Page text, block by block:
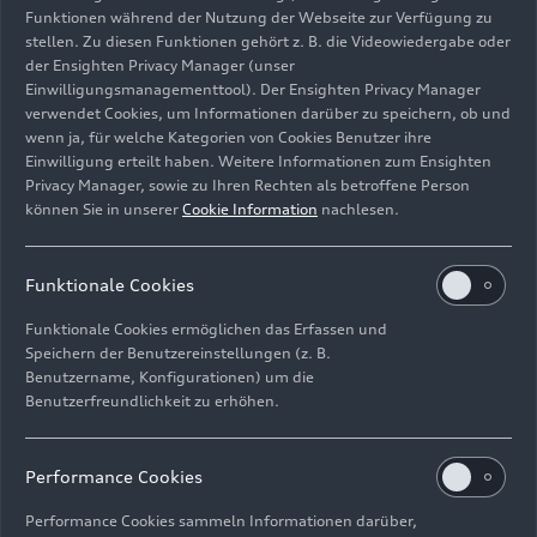
Standaufnahme,
Farbe: Plasmablau Metallic
Bild-Nr: A244684 · Copyright: AUDI AG
Rechte: Verwendung für Pressezwecke honorarfrei
ImpressumRechtliches
Hinweisgebersystem
Informationen zur BarrierefreiheitKontakt
Funktionen während der Nutzung der Webseite zur Verfügung zu
stellen. Zu diesen Funktionen gehört z. B. die Videowiedergabe oder
der Ensighten Privacy Manager (unser
Einwilligungsmanagementtool). Der Ensighten Privacy Manager
verwendet Cookies, um Informationen darüber zu speichern, ob und
wenn ja, für welche Kategorien von Cookies Benutzer ihre
Einwilligung erteilt haben. Weitere Informationen zum Ensighten
Privacy Manager, sowie zu Ihren Rechten als betroffene Person
können Sie in unserer Cookie Information nachlesen.
Funktionale Cookies
Funktionale Cookies ermöglichen das Erfassen und
Speichern der Benutzereinstellungen (z. B.
Benutzername, Konfigurationen) um die
Benutzerfreundlichkeit zu erhöhen.
Performance Cookies
Performance Cookies sammeln Informationen darüber,